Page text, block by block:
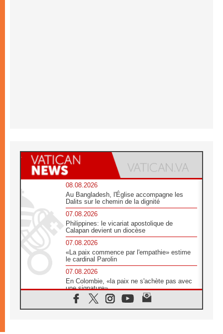
08.08.2026
Au Bangladesh, l'Église accompagne les
Dalits sur le chemin de la dignité
07.08.2026
Philippines: le vicariat apostolique de
Calapan devient un diocèse
07.08.2026
«La paix commence par l'empathie» estime
le cardinal Parolin
07.08.2026
En Colombie, «la paix ne s'achète pas avec
une signature»
07.08.2026
Le programme du voyage apostolique du